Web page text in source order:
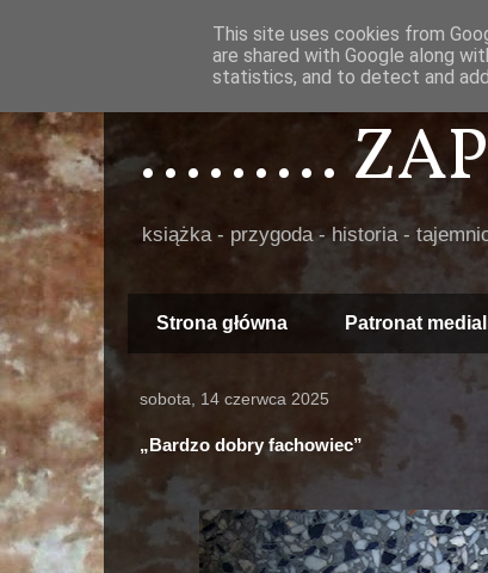
.........
książka - przygoda - historia -
Strona główna Patronat
sobota, 14 czerwca 2025
„Bardzo dobry fachowiec”
This site uses cookies from
are shared with Google along
statistics, and to detect and